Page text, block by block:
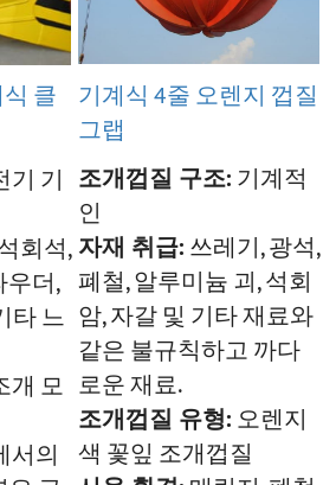
클
기 기
회석,
더,
타 느
개 모
서의
기계식 4줄 오렌지 껍질
그랩
조개껍질 구조:기계적
인
자재 취급:쓰레기, 광석,
폐철, 알루미늄 괴, 석회
암, 자갈 및 기타 재료와
같은 불규칙하고 까다
로운 재료.
조개껍질 유형:오렌지
색 꽃잎 조개껍질